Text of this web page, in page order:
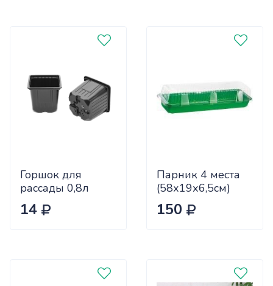
Горшок для
рассады 0,8л
9*9*14 квадрат
формованный
14
Парник 4 места
(58х19х6,5см)
х150
150